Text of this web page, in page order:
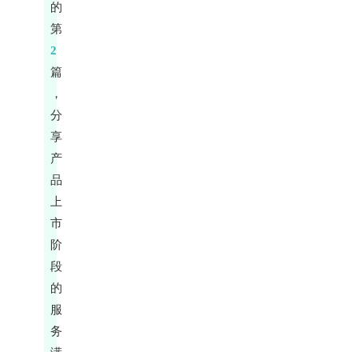
的
第
2
篇
，
分
享
产
品
上
市
阶
段
的
服
务